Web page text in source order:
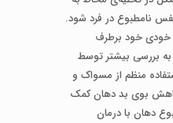
نامطبوع در فرد شود.
خودی خود برطرف
به بررسی بیشتر توسط
منظم از مسواک و
کاهش بوی بد دهان کمک
دهان با درمان